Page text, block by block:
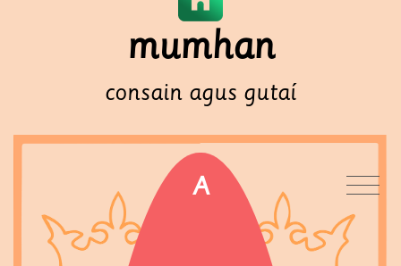
mumhan
consain agus gutaí
A